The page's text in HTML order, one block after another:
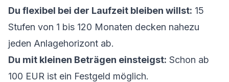
Du flexibel bei der Laufzeit bleiben willst: 15
Stufen von 1 bis 120 Monaten decken nahezu
jeden Anlagehorizont ab.
Du mit kleinen Beträgen einsteigst: Schon ab
100 EUR ist ein Festgeld möglich.